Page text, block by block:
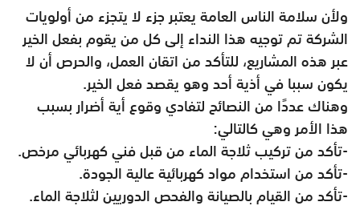
ولأن سلامة الناس العامة يعتبر جزء لا يتجزء من أولويات
الشركة تم توجيه هذا النداء إلى كل من يقوم بفعل الخير
عبر هذه المشاريع، للتأكد من اتقان العمل، والحرص أن لا
يكون سببا في أذية أحد وهو يقصد فعل الخير.
وهناك عددًا من النصائح لتفادي وقوع أية أضرار بسبب
هذا الأمر وهي كالتالي:
-تأكد من تركيب ثلاجة الماء من قبل فني كهربائي مرخص.
-تأكد من استخدام مواد كهربائية عالية الجودة.
-تأكد من القيام بالصيانة والفحص الدوريين لثلاجة الماء.